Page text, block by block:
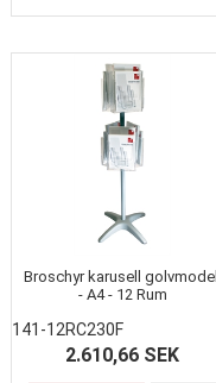
Broschyr karusell golvmodell
- A4 - 12 Rum
141-12RC230F
2.610,66 SEK